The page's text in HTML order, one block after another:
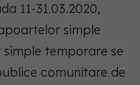
11-31.03.2020,
simple
temporare se
comunitare de